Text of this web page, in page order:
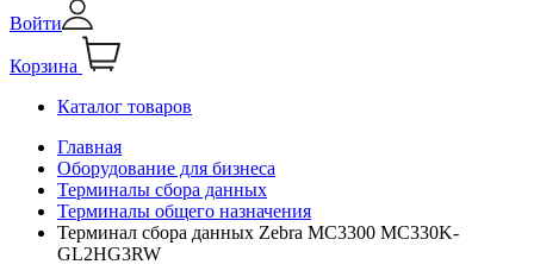
Войти
Корзина
Каталог товаров
Главная
Оборудование для бизнеса
Терминалы сбора данных
Терминалы общего назначения
Терминал сбора данных Zebra MC3300 MC330K-
GL2HG3RW